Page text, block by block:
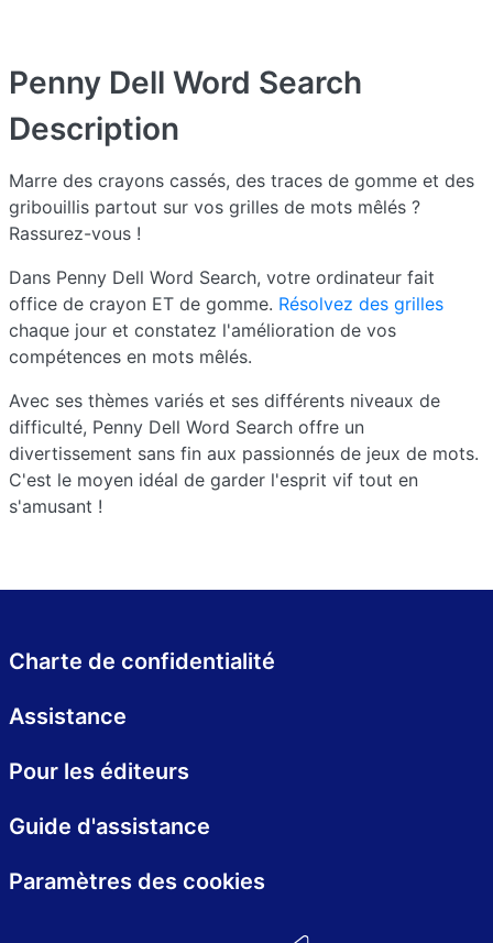
Penny Dell Word Search
Description
Marre des crayons cassés, des traces de gomme et des
gribouillis partout sur vos grilles de mots mêlés ?
Rassurez-vous !
Dans Penny Dell Word Search, votre ordinateur fait
office de crayon ET de gomme. Résolvez des grilles
chaque jour et constatez l'amélioration de vos
compétences en mots mêlés.
Avec ses thèmes variés et ses différents niveaux de
difficulté, Penny Dell Word Search offre un
divertissement sans fin aux passionnés de jeux de mots.
C'est le moyen idéal de garder l'esprit vif tout en
s'amusant !
Charte de confidentialité
Assistance
Pour les éditeurs
Guide d'assistance
Paramètres des cookies